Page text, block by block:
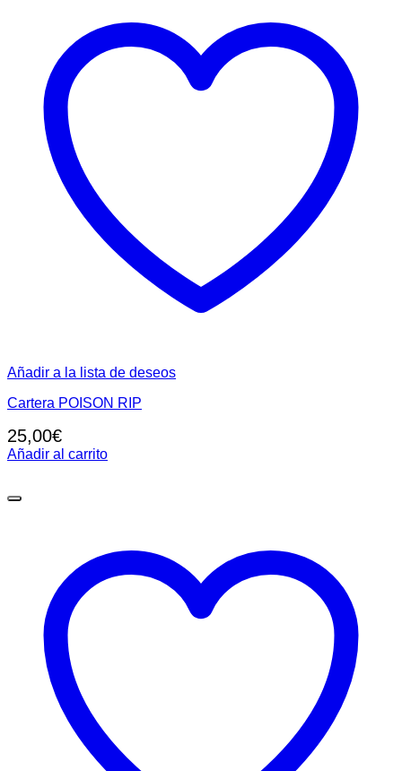
Añadir a la lista de deseos
Cartera POISON RIP
25,00€
Añadir al carrito